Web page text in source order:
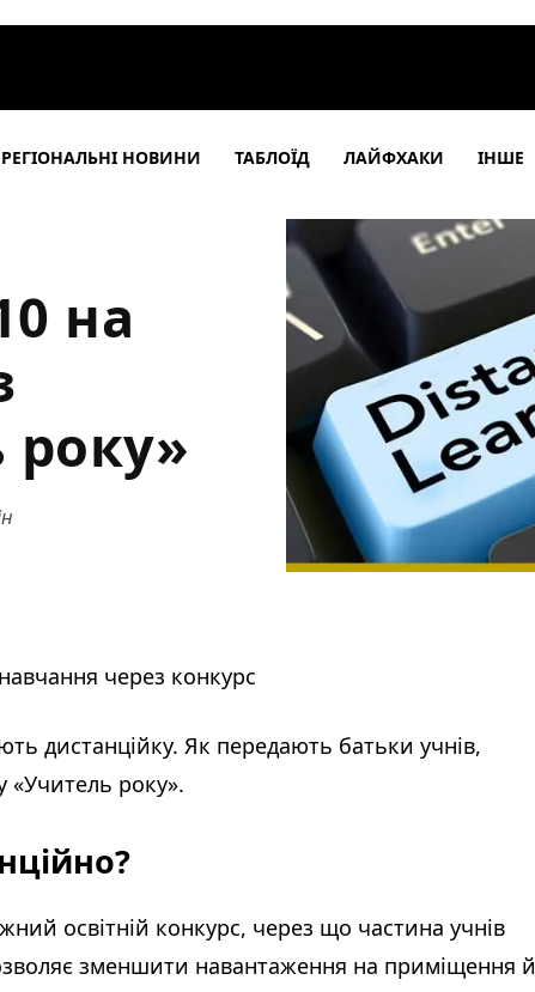
РЕГІОНАЛЬНІ НОВИНИ ТАБЛОЇД ЛАЙФХАКИ ІНШЕ
на
року»
через конкурс
дистанційку. Як передають батьки учнів,
«Учитель року».
освітній конкурс, через що частина учнів
зменшити навантаження на приміщення й